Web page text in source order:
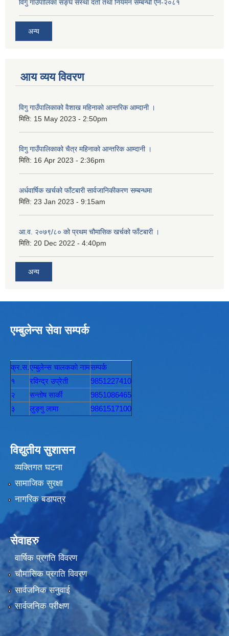
विगु गाउँपालिका सङ्घ संस्था दर्ता तथा नियमन सम्बन्धी ऐन-२०८१
अन्य
आय व्यय विवरण
विगु गाउँपालिकाको वैशाख महिनाको आन्तरिक आम्दानी ।
मिति: 15 May 2023 - 2:50pm
विगु गाउँपालिकाको चैत्र महिनाको आन्तरिक आम्दानी ।
मिति: 16 Apr 2023 - 2:36pm
अर्धवार्षिक खर्चको फाँटबारी सार्वजानिकीकरण सम्बन्धमा
मिति: 23 Jan 2023 - 9:15am
आ.व. २०७९/८० को प्रथम चौमासिक खर्चको फाँटबारी ।
मिति: 20 Dec 2022 - 4:40pm
अन्य
एम्बुलेन्स सेवा सम्पर्क
क्र.स.एम्बुलेन्स चालककाे नामसम्पर्क
१
रविन्द्र उप्रेती
9851227410
२
सन्तोष सार्की
9851086465
३
लुङ्गु लामा 9861517100
विद्युतीय सुशासन
व्यक्तिगत घटना
सामाजिक सुरक्षा
नागरिक बडापत्र
सेवाहरु
वार्षिक प्रगति विवरण
चौमासिक प्रगति विवरण
सार्वजनिक सनुवाई
सार्वजनिक परीक्षण